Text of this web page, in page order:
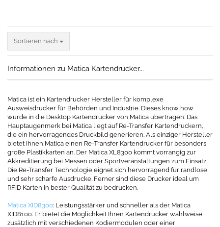
Sortieren nach
Sortieren nach
Informationen zu Matica Kartendrucker...
Matica ist ein Kartendrucker Hersteller für komplexe
Ausweisdrucker für Behörden und Industrie. Dieses know how
wurde in die Desktop Kartendrucker von Matica übertragen. Das
Hauptaugenmerk bei Matica liegt auf Re-Transfer Kartendruckern,
die ein hervorragendes Druckbild generieren. Als einziger Hersteller
bietet Ihnen Matica einen Re-Transfer Kartendrucker für besonders
große Plastikkarten an. Der Matica XL8300 kommt vorrangig zur
Akkreditierung bei Messen oder Sportveranstaltungen zum Einsatz.
Die Re-Transfer Technologie eignet sich hervorragend für randlose
und sehr scharfe Ausdrucke. Ferner sind diese Drucker ideal um
RFID Karten in bester Qualität zu bedrucken.
Matica XID8300: Leistungsstärker und schneller als der Matica
XID8100. Er bietet die Möglichkeit Ihren Kartendrucker wahlweise
zusätzlich mit verschiedenen Kodiermodulen oder einer